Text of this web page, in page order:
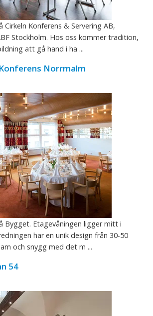
Cirkeln Konferens & Servering AB,
Stockholm. Hos oss kommer tradition,
att gå hand i ha ...
Norrmalm
Bygget. Etagevåningen ligger mitt i
har en unik design från 30-50
och snygg med det m ...
54